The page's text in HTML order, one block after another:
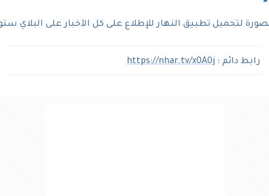
لتحميل تطبيق النهار للإطلاع على كل الآخبار على البلاي
رابط دائم : https://nhar.tv/x0A0j